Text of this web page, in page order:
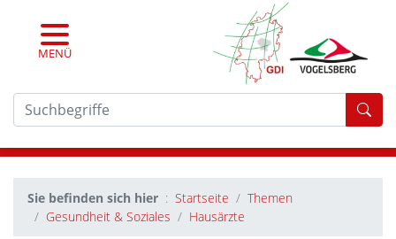
MENÜ
Sie befinden sich hier Startseite
Themen
Gesundheit & Soziales
Hausärzte